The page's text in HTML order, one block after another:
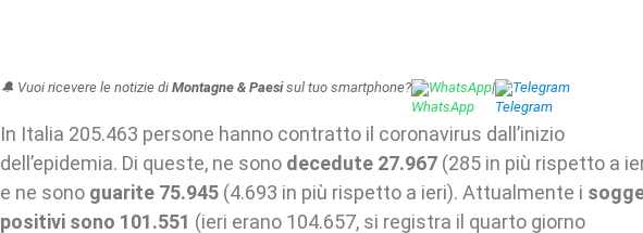
🔔 Vuoi ricevere le notizie di Montagne & Paesisul tuo smartphone? WhatsApp| Telegram
In Italia 205.463 persone hanno contratto il coronavirus dall’inizio
dell’epidemia. Di queste, ne sono decedute 27.967 (285 in più rispetto a
e ne sono guarite 75.945 (4.693 in più rispetto a ieri). Attualmente i
positivi sono 101.551 (ieri erano 104.657, si registra il quarto giorno